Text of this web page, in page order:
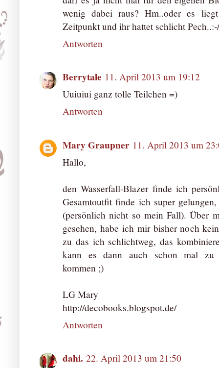
wenig dabei raus? Hm..oder es
Zeitpunkt und ihr hattet schlicht Pech..:-/
Antworten
Berrytale 11. April 2013 um 19:12
Uuiuiui ganz tolle Teilchen =)
Antworten
Mary Graupner 11. April 2013 um
Hallo,
den Wasserfall-Blazer finde ich
Gesamtoutfit finde ich super
(persönlich nicht so mein Fall). Über
gesehen, habe ich mir bisher noch
zu das ich schlichtweg, das
kann es dann auch schon mal zu
kommen ;)
LG Mary
http://decobooks.blogspot.de/
Antworten
dahi. 22. April 2013 um 21:50